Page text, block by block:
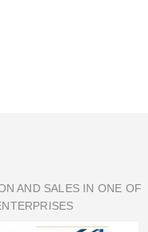
AND SALES IN ONE OF